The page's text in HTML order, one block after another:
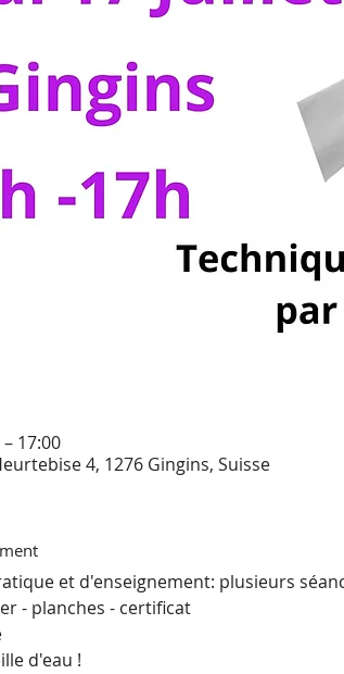
17:00
4, 1276 Gingins, Suisse
et d'enseignement: plusieurs
- planches - certificat
d'eau !